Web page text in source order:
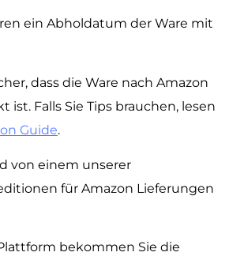
ein Abholdatum der Ware mit
dass die Ware nach Amazon
ist. Falls Sie Tips brauchen, lesen
Guide.
von einem unserer
für Amazon Lieferungen
bekommen Sie die